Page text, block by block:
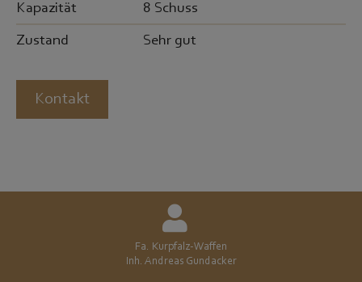
Kapazität 8 Schuss
Zustand Sehr gut
Kontakt
Fa. Kurpfalz-Waffen
Inh. Andreas Gundacker